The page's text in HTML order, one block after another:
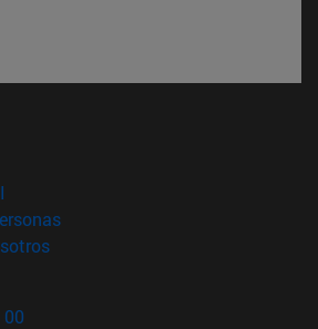
nueva ventana)
(abre en nueva ventana)
(abre en nueva ventana)
00